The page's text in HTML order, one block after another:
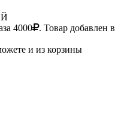
4000
. Товар добавлен в
и из корзины